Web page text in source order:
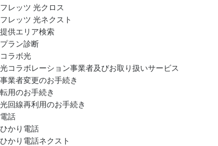
フレッツ 光クロス
フレッツ 光ネクスト
提供エリア検索
プラン診断
コラボ光
光コラボレーション事業者及びお取り扱いサービス
事業者変更のお手続き
転用のお手続き
光回線再利用のお手続き
電話
ひかり電話
ひかり電話ネクスト